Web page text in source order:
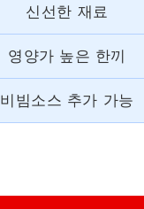
신선한 재료
영양가 높은 한끼
비빔소스 추가 가능